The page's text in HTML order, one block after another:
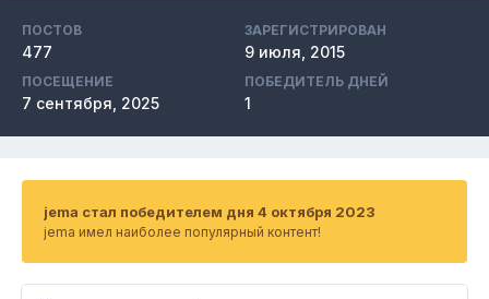
ПОСТОВ
477
ЗАРЕГИСТРИРОВАН
9 июля, 2015
ПОСЕЩЕНИЕ
7 сентября, 2025
ПОБЕДИТЕЛЬ ДНЕЙ
1
jema стал победителем дня 4 октября 2023
jema имел наиболее популярный контент!